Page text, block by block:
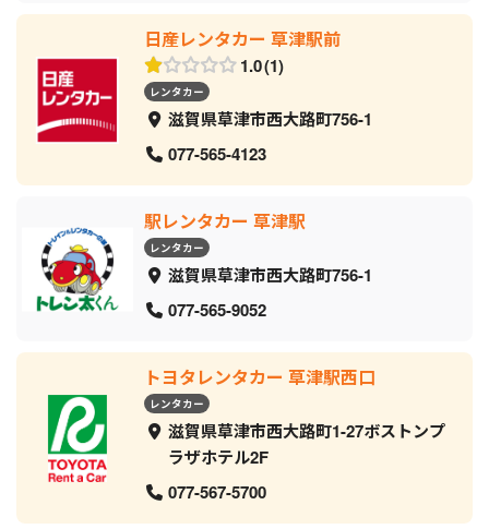
日産レンタカー 草津駅前
1.0 1
レンタカー
滋賀県草津市西大路町756-1
077-565-4123
駅レンタカー 草津駅
レンタカー
滋賀県草津市西大路町756-1
077-565-9052
トヨタレンタカー 草津駅西口
レンタカー
滋賀県草津市西大路町1-27ボストンプ
ラザホテル2F
077-567-5700